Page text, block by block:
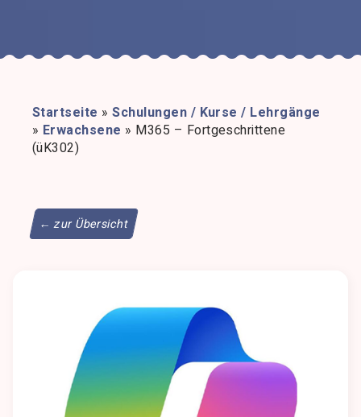
Startseite »Schulungen / Kurse / Lehrgänge
» Erwachsene » M365 – Fortgeschrittene
(üK302)
← zur Übersicht